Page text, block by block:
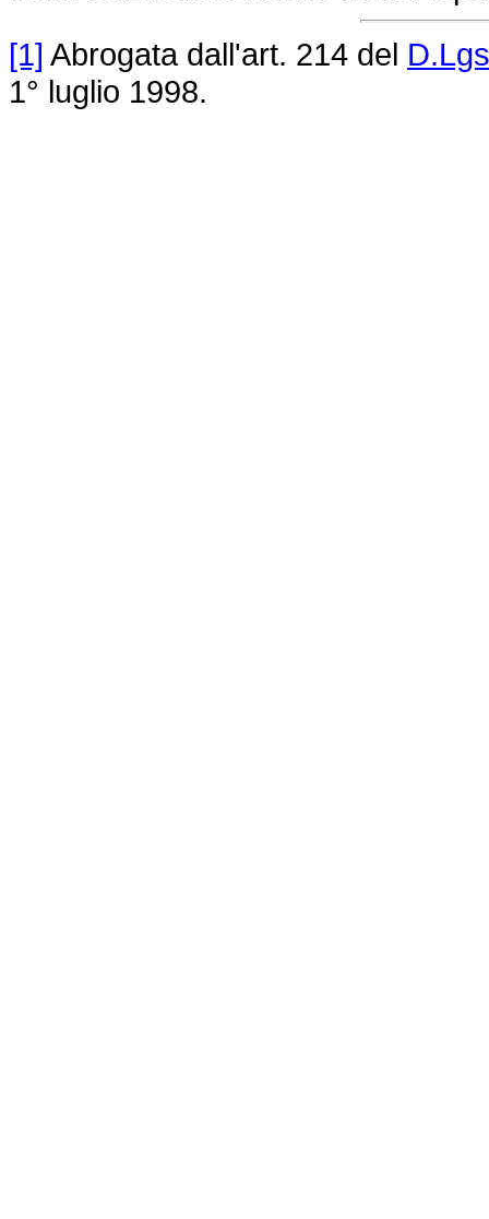
[1] Abrogata dall'art. 214 del
1° luglio 1998.